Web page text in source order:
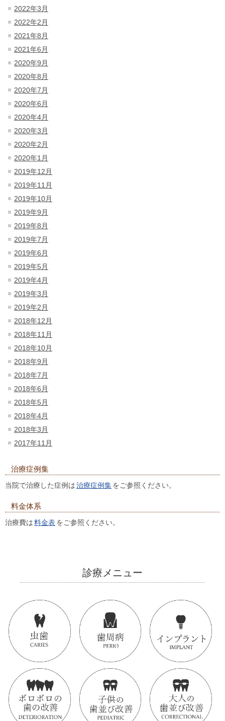
2022年3月
2022年2月
2021年8月
2021年6月
2020年9月
2020年8月
2020年7月
2020年6月
2020年4月
2020年3月
2020年2月
2020年1月
2019年12月
2019年11月
2019年10月
2019年9月
2019年8月
2019年7月
2019年6月
2019年5月
2019年4月
2019年3月
2019年2月
2018年12月
2018年11月
2018年10月
2018年9月
2018年7月
2018年6月
2018年5月
2018年4月
2018年3月
2017年11月
治療症例集
当院で治療した症例は治療症例集をご参照ください。
料金体系
治療費は料金表 をご参照ください。
診療メニュー